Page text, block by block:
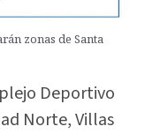
zonas de Santa
Deportivo
Norte, Villas